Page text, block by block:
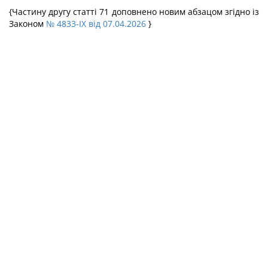
{Частину другу статті 71 доповнено новим абзацом згідно із
Законом № 4833-IX від 07.04.2026 }